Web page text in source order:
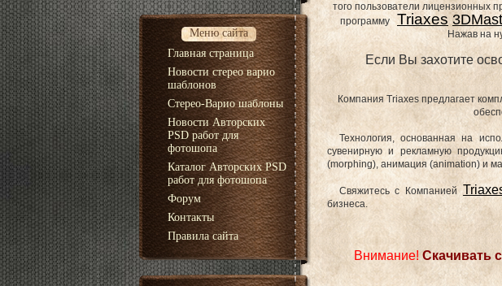
Меню сайта
Главная страница
Новости стерео варио
шаблонов
Стерео-Варио шаблоны
Новости Авторских
PSD работ для
фотошопа
Каталог Авторских PSD
работ для фотошопа
Форум
Контакты
Правила сайта
того пользователи лицензионных
программу Triaxes
Нажав на
Если Вы захотите
Компания Triaxes предлагает
Технология, основанная на
сувенирную и рекламную
(morphing), анимация (animation) и
Свяжитесь с Компанией
бизнеса.
Внимание!Скачивать